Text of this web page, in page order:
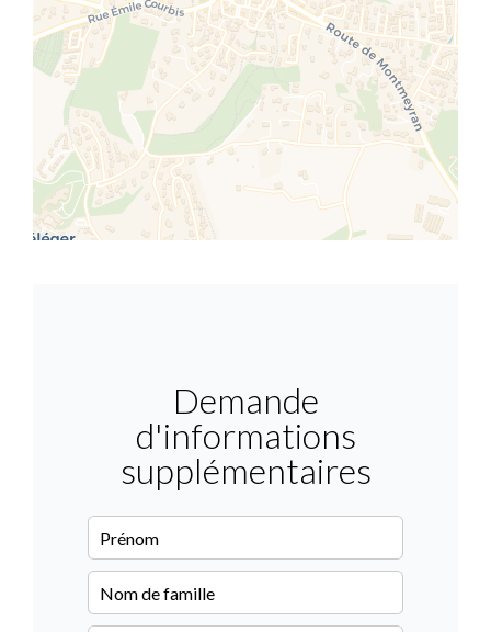
Demande
d'informations
supplémentaires